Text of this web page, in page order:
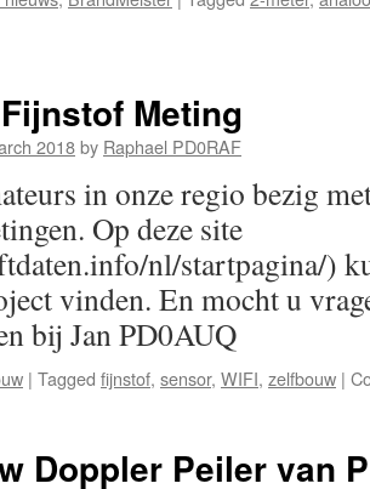
Meting
2018by Raphael PD0RAF
in onze regio bezig
Op deze site
nl/startpagina/)
vinden. En mocht u
bij Jan PD0AUQ
| Tagged fijnstof, sensor, WIFI, zelfbouw |
Doppler Peiler van